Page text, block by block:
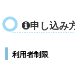
申し込み
利用者制限